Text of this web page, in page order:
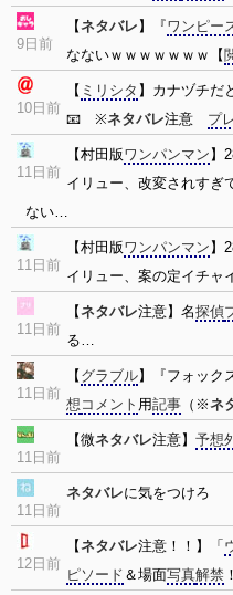
9日前
【ネタバレ 】『ワンピー
なないｗｗｗｗｗｗｗ【
10日前
【 ミリシタ 】カナヅチだ
📧 ※ネタバレ注意 プ
11日前
【村田版ワンパンマン 】
イリュー、改変されすぎ
ない…
11日前
【村田版ワンパンマン 】
イリュー、案の定イチャ
11日前
【ネタバレ注意】名探偵
る…
11日前
【 グラブル】『フォック
想 コメント 用記事 （※ネ
11日前
【微ネタバレ注意】 予想
11日前
ネタバレに気をつけろ
12日前
【ネタバレ注意！！】「
ピソード ＆場面写真解禁